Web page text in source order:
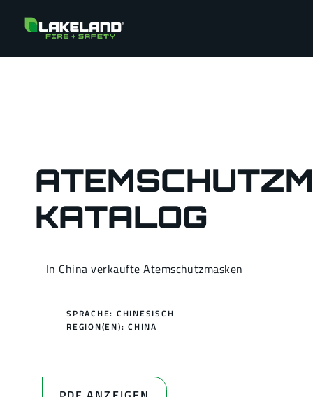
KATALOG
In China verkaufte Atemschutzmasken
SPRACHE: CHINESISCH
REGION(EN):CHINA